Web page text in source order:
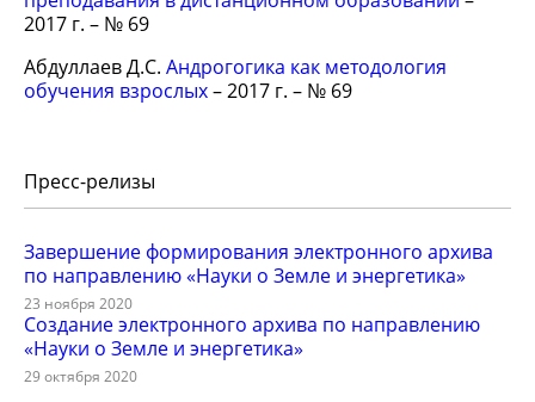
2017 г. – № 69
Абдуллаев Д.С. Андрогогика как методология
обучения взрослых– 2017 г. – № 69
Пресс-релизы
Завершение формирования электронного архива
по направлению «Науки о Земле и энергетика»
23 ноября 2020
Создание электронного архива по направлению
«Науки о Земле и энергетика»
29 октября 2020